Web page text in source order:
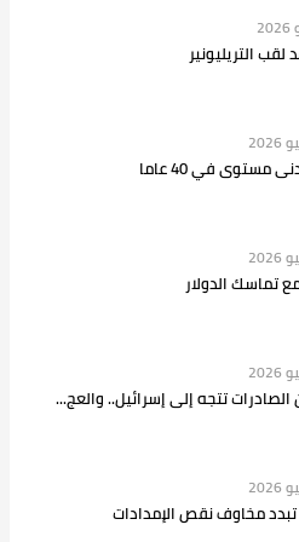
التريليونير
مستوى في 40 عاما
تماسك الدولار
تبدد مخاوف نقص الإمدادات